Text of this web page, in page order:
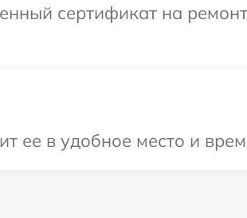
сертификат на ремонт
ее в удобное место и